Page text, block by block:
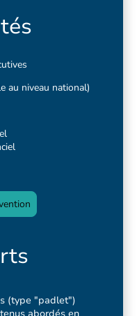
au niveau national)
(type "padlet")